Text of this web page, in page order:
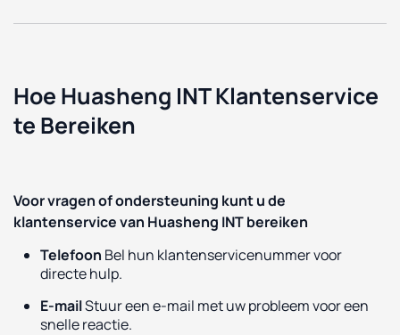
Hoe Huasheng INT Klantenservice
te Bereiken
Voor vragen of ondersteuning kunt u de
klantenservice van Huasheng INT bereiken
Telefoon Bel hun klantenservicenummer voor
directe hulp.
E-mailStuur een e-mail met uw probleem voor een
snelle reactie.